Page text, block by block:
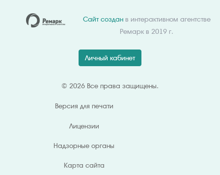
Сайт созданв интерактивном агентстве
Ремарк в 2019 г.
© 2026 Все права защищены.
Версия для печати
Лицензии
Надзорные органы
Карта сайта
Личный кабинет